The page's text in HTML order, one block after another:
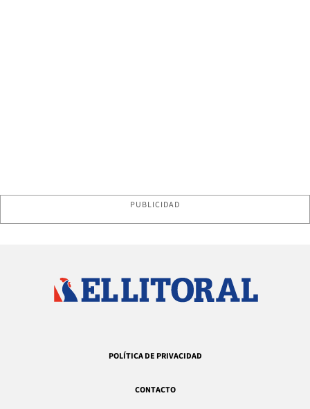
PUBLICIDAD
POLÍTICA DE PRIVACIDAD
CONTACTO